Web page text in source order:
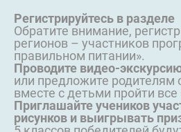
Регистрируйтесь в разделе
Обратите внимание,
регионов – участников
правильном питании».
Проводите видео-
или предложите родителям
вместе с детьми пройти
Приглашайте учеников
рисунков и выигрывать